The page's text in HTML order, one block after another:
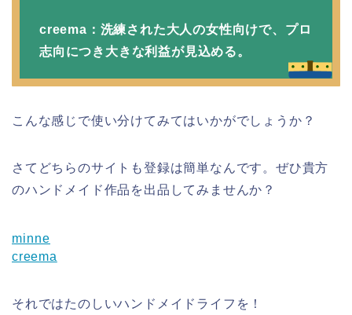
creema：洗練された大人の女性向けで、プロ
志向につき大きな利益が見込める。
こんな感じで使い分けてみてはいかがでしょうか？
さてどちらのサイトも登録は簡単なんです。ぜひ貴方
のハンドメイド作品を出品してみませんか？
minne
creema
それではたのしいハンドメイドライフを！